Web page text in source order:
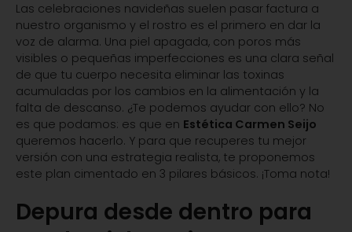
Las celebraciones navideñas suelen pasar factura a
nuestro organismo y el rostro es el primero en dar la
voz de alarma. Una piel apagada, con poros más
visibles o pequeñas imperfecciones es una clara señal
de que tu cuerpo necesita eliminar las toxinas
acumuladas por los cambios en la alimentación y la
falta de descanso. ¿Te podemos ayudar con ello? No
es que podamos: es que en Estética Carmen Seijo
queremos hacerlo. Y para que recuperes tu mejor
versión con una estrategia realista, te proponemos
este plan cimentado en 3 pilares básicos. ¡Toma nota!
Depura desde dentro para